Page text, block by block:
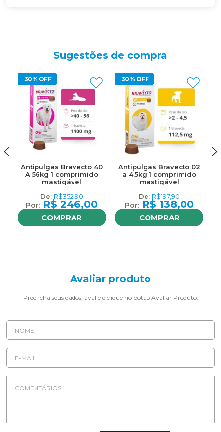
Sugestões de compra
30% OFF
Antipulgas Bravecto 40
A 56kg 1 comprimido
mastigável
R$352,90
R$ 246,00
COMPRAR
30% OFF
Antipulgas Bravecto 02
a 4.5kg 1 comprimido
mastigável
R$197,90
R$ 138,00
COMPRAR
Avaliar produto
Preencha seus dados, avalie e clique no botão Avaliar Produto.